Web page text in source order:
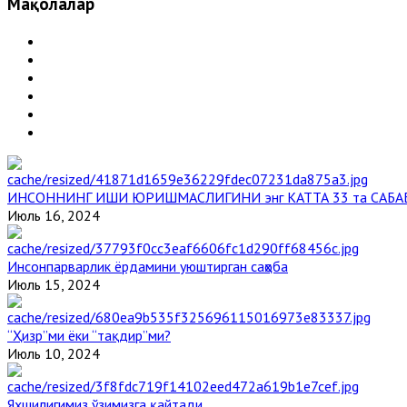
ИНСОННИНГ ИШИ ЮРИШМАСЛИГИНИ энг КАТТА 33 та
Июль 16, 2024
Инсонпарварлик ёрдамини уюштирган саҳоба
Июль 15, 2024
“Ҳизр”ми ёки “тақдир”ми?
Июль 10, 2024